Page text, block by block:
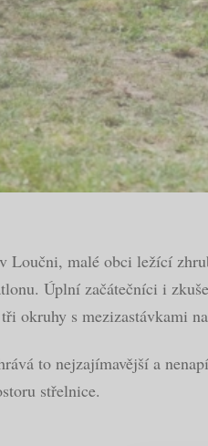
malé obci ležící
Úplní začátečníci i
okruhy s mezizastávkami
to nejzajímavější a
střelnice.